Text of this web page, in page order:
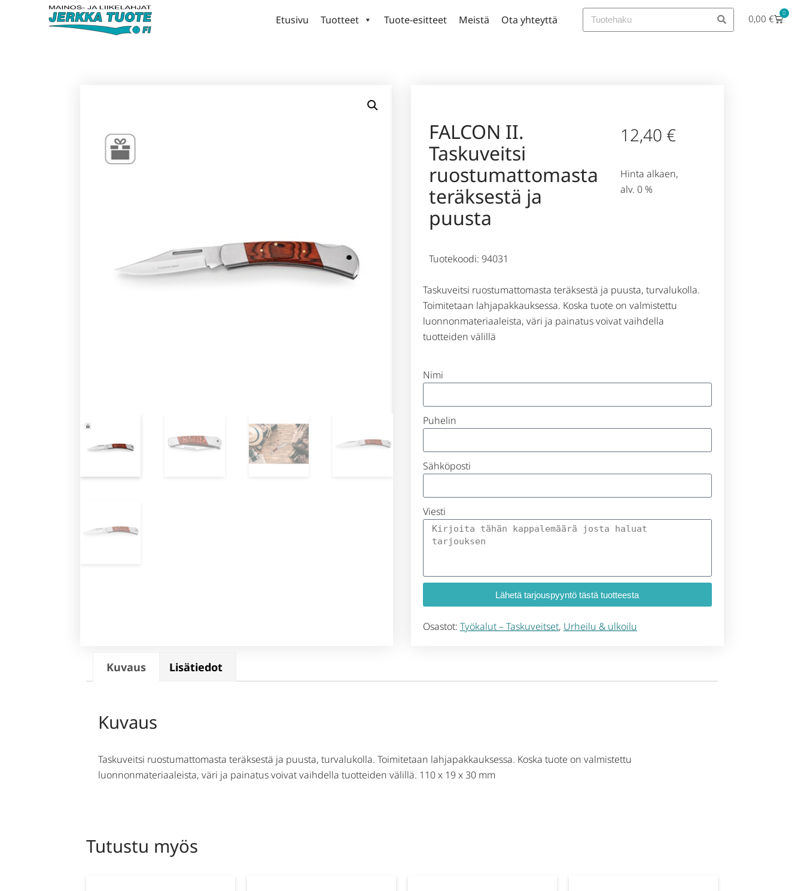
Etusivu Tuotteet Tuote-esitteet Meistä Ota yhteyttä 0,00€ 0
FALCON II.
Taskuveitsi
ruostumattomasta
teräksestä ja
puusta
Tuotekoodi: 94031
12,40 €
Hinta alkaen,
alv. 0 %
Taskuveitsi ruostumattomasta teräksestä ja puusta, turvalukolla.
Toimitetaan lahjapakkauksessa. Koska tuote on valmistettu
luonnonmateriaaleista, väri ja painatus voivat vaihdella
tuotteiden välillä
Nimi
Puhelin
Sähköposti
Viesti
Lähetä tarjouspyyntö tästä tuotteesta
Osastot: Työkalut – Taskuveitset, Urheilu & ulkoilu
Kuvaus Lisätiedot
Kuvaus
Taskuveitsi ruostumattomasta teräksestä ja puusta, turvalukolla. Toimitetaan lahjapakkauksessa. Koska tuote on valmistettu
luonnonmateriaaleista, väri ja painatus voivat vaihdella tuotteiden välillä. 110 x 19 x 30 mm
Tutustu myös